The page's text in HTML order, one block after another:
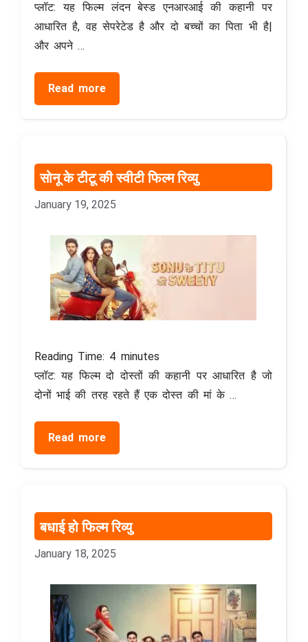
प्लॉट: यह फिल्म लंदन बेस्ड एनआरआई की कहानी पर
आधारित है, वह सेपरेटेड है और दो बच्चों का पिता भी है|
और अपने …
Read more
सोनू के टीटू की स्वीटी फिल्म रिव्यु
January 19, 2025
Reading Time: 4 minutes
प्लॉट: यह फिल्म दो दोस्तों की कहानी पर आधारित है जो
दोनों भाई की तरह रहते हैं एक दोस्त की मां के …
Read more
बधाई हो फिल्म रिव्यु
January 18, 2025